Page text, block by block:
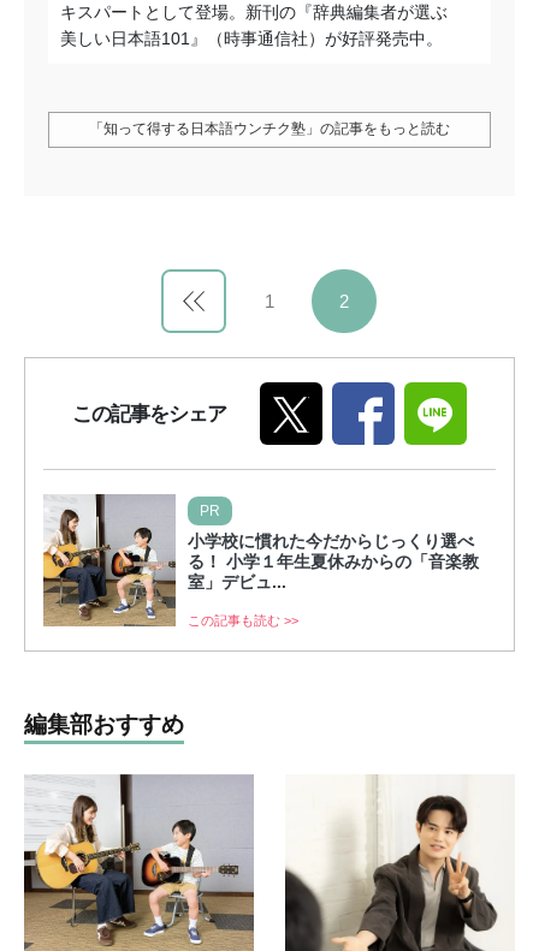
キスパートとして登場。新刊の『辞典編集者が選ぶ
美しい日本語101』（時事通信社）が好評発売中。
「知って得する日本語ウンチク塾」の記事をもっと読む
1 2
この記事をシェア
PR
小学校に慣れた今だからじっくり選べ
る！ 小学１年生夏休みからの「音楽教
室」デビュ...
この記事も読む >>
編集部おすすめ